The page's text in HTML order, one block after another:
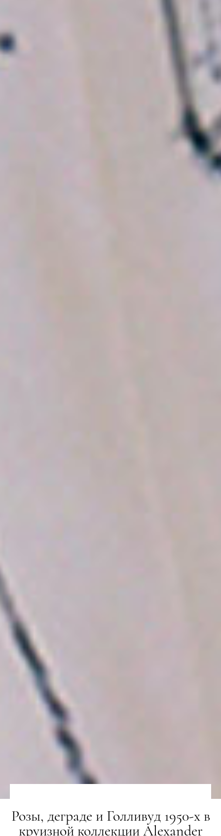
Розы, деграде и Голливуд 1950-х в
круизной коллекции Alexander